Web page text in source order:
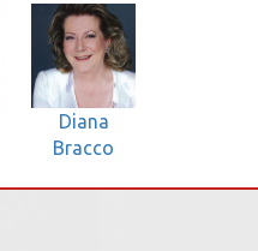
Diana
Bracco